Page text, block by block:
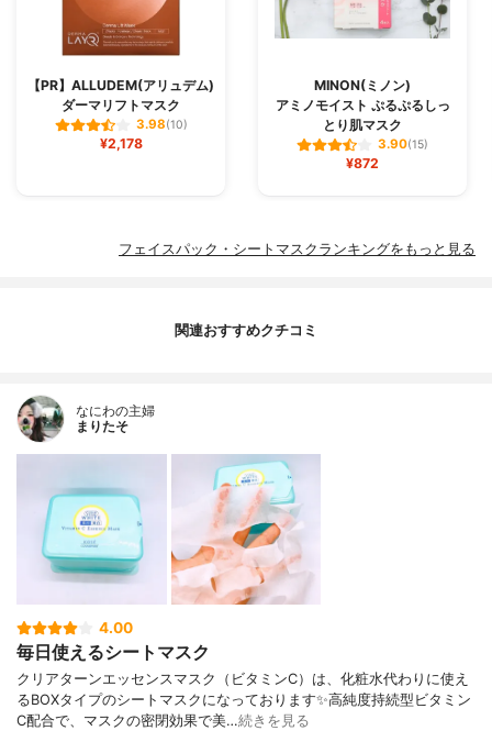
【PR】ALLUDEM(アリュデム)
ダーマリフトマスク
3.98(10)
¥2,178
MINON(ミノン)
アミノモイスト ぷるぷるしっ
とり肌マスク
3.90(15)
¥872
フェイスパック・シートマスクランキングをもっと見る
関連おすすめクチコミ
なにわの主婦
まりたそ
4.00
毎日使えるシートマスク
クリアターンエッセンスマスク（ビタミンC）は、化粧水代わりに使え
るBOXタイプのシートマスクになっております✨高純度持続型ビタミン
C配合で、マスクの密閉効果で美…続きを見る